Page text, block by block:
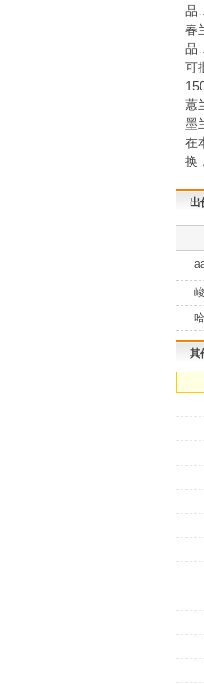
春
可
蕙
墨
在
换
出
峻
哈
其